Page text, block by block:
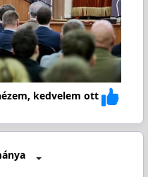
kedvelem ott